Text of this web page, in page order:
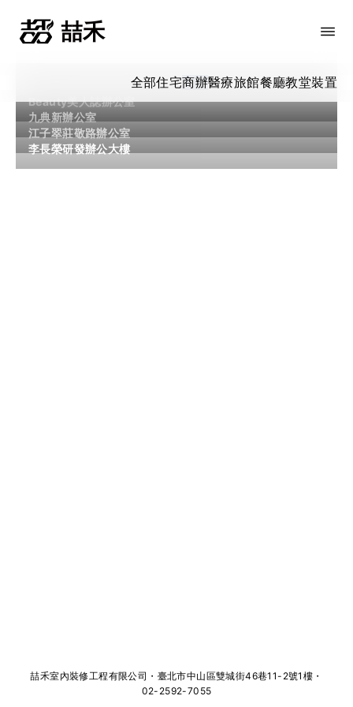
全部住宅商辦醫療旅館餐廳教堂裝置
Beauty美人誌辦公室
九典新辦公室
江子翠莊敬路辦公室
李長榮研發辦公大樓
喆禾室內裝修工程有限公司・臺北市中山區雙城街46巷11-2號1樓・
02-2592-7055